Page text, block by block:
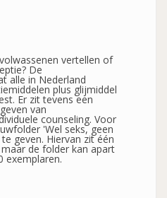
vertellen of
De
alle in Nederland
plus glijmiddel
Er zit tevens een
van
counseling. Voor
'Wel seks, geen
geven. Hiervan zit één
de folder kan apart
exemplaren.